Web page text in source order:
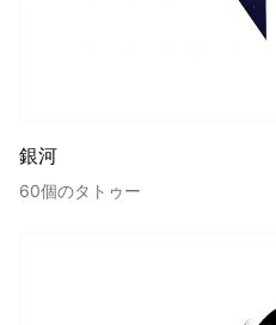
銀河
60個のタトゥー